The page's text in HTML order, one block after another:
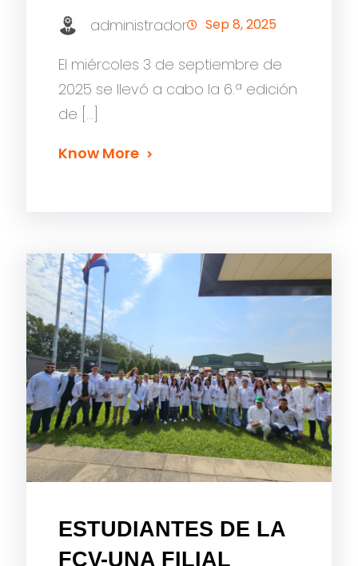
administrador Sep 8, 2025
El miércoles 3 de septiembre de
2025 se llevó a cabo la 6.ª edición
de […]
Know More
ESTUDIANTES DE LA
FCV-UNA FILIAL